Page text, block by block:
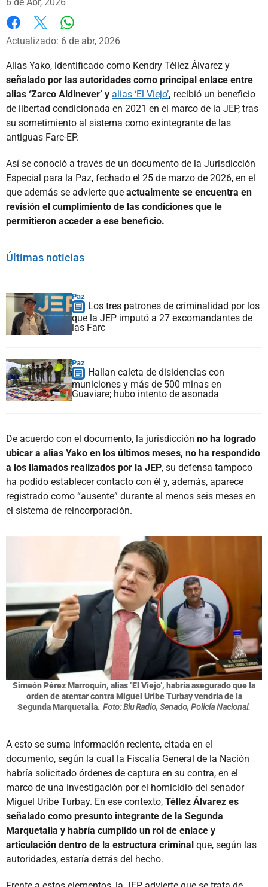
Facebook
X
Actualizado: 6 de abr, 2026
Alias Yako, identificado como Kendry Téllez Álvarez y
señalado por las autoridades como principal enlace entre
alias ‘Zarco Aldinever’ y alias ‘El Viejo’, recibió un beneficio
de libertad condicionada en 2021 en el marco de la JEP, tras
su sometimiento al sistema como exintegrante de las
antiguas Farc-EP.
Así se conoció a través de un documento de la Jurisdicción
Especial para la Paz, fechado el 25 de marzo de 2026, en el
que además se advierte que actualmente se encuentra en
revisión el cumplimiento de las condiciones que le
permitieron acceder a ese beneficio.
Últimas noticias
Paz
Los tres patrones de criminalidad por los
que la JEP imputó a 27 excomandantes de
las Farc
Paz
Hallan caleta de disidencias con
municiones y más de 500 minas en
Guaviare; hubo intento de asonada
De acuerdo con el documento, la jurisdicción no ha logrado
ubicar a alias Yako en los últimos meses, no ha respondido
a los llamados realizados por la JEP, su defensa tampoco
ha podido establecer contacto con él y, además, aparece
registrado como “ausente” durante al menos seis meses en
el sistema de reincorporación.
Simeón Pérez Marroquín, alias ‘El Viejo’, habría asegurado que la
orden de atentar contra Miguel Uribe Turbay vendría de la
Segunda Marquetalia. Foto: Blu Radio, Senado, Policía Nacional.
A esto se suma información reciente, citada en el
documento, según la cual la Fiscalía General de la Nación
habría solicitado órdenes de captura en su contra, en el
marco de una investigación por el homicidio del senador
Miguel Uribe Turbay. En ese contexto, Téllez Álvarez es
señalado como presunto integrante de la Segunda
Marquetalia y habría cumplido un rol de enlace y
articulación dentro de la estructura criminal que, según las
autoridades, estaría detrás del hecho.